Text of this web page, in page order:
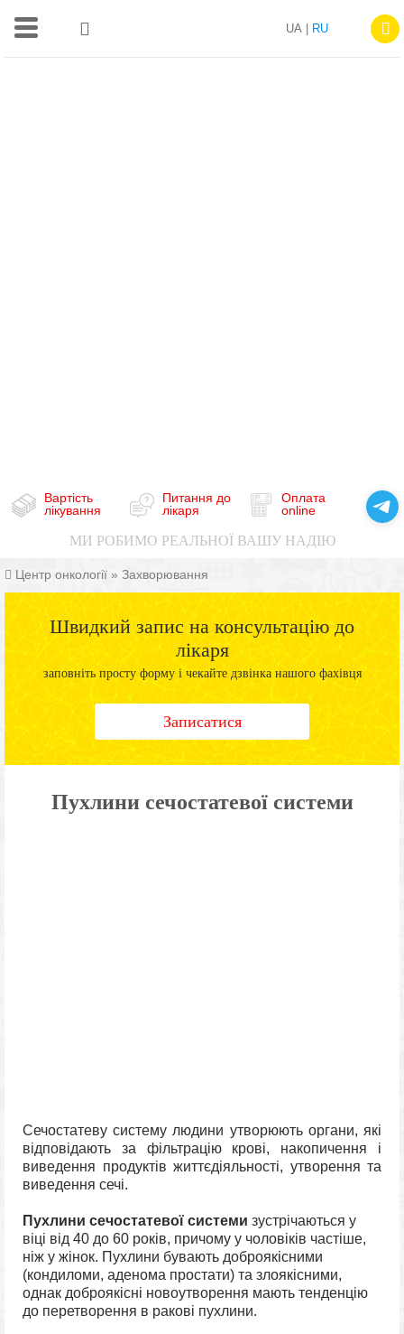
UA | RU
Вартість
лікування
Питання до
лікаря
Оплата
online
МИ РОБИМО РЕАЛЬНОЇ ВАШУ НАДІЮ
Центр онкології » Захворювання
Швидкий запис на консультацію до
лікаря
заповніть просту форму і чекайте дзвінка нашого фахівця
Записатися
Пухлини сечостатевої системи
Сечостатеву систему людини утворюють органи, які
відповідають за фільтрацію крові, накопичення і
виведення продуктів життєдіяльності, утворення та
виведення сечі.
Пухлини сечостатевої системи зустрічаються у
віці від 40 до 60 років, причому у чоловіків частіше,
ніж у жінок. Пухлини бувають доброякісними
(кондиломи, аденома простати) та злоякісними,
однак доброякісні новоутворення мають тенденцію
до перетворення в ракові пухлини.